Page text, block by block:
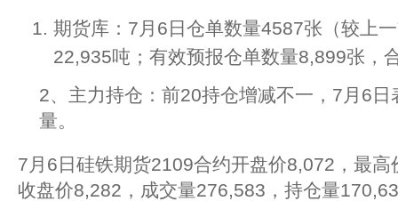
期货库：7月6日仓单数量4587张（较上
22,935吨；有效预报仓单数量8,899张，
2、主力持仓：前20持仓增减不一，7月6
量。
7月6日硅铁期货2109合约开盘价8,072，最
收盘价8,282，成交量276,583，持仓量